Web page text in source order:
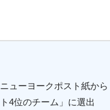
ニューヨークポスト紙から
ト4位のチーム」に選出